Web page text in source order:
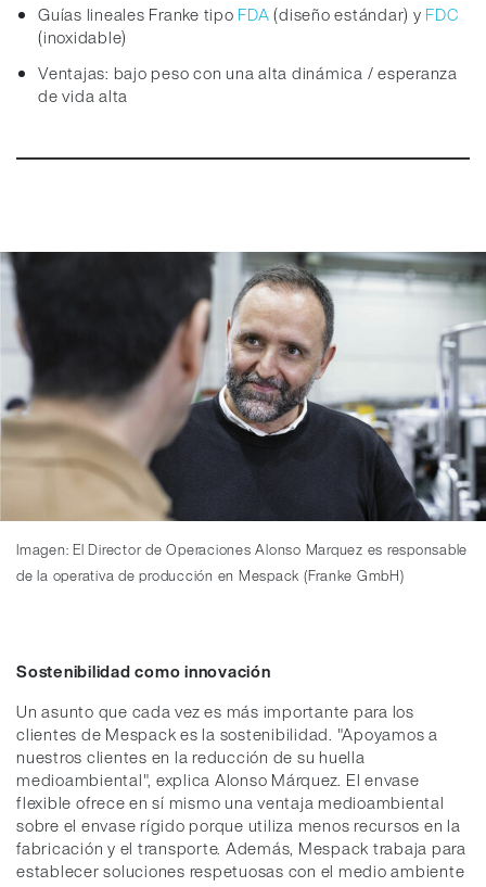
Guías lineales Franke tipo FDA(diseño estándar) y FDC
(inoxidable)
Ventajas: bajo peso con una alta dinámica / esperanza
de vida alta
Imagen: El Director de Operaciones Alonso Marquez es responsable
de la operativa de producción en Mespack (Franke GmbH)
Sostenibilidad como innovación
Un asunto que cada vez es más importante para los
clientes de Mespack es la sostenibilidad. "Apoyamos a
nuestros clientes en la reducción de su huella
medioambiental", explica Alonso Márquez. El envase
flexible ofrece en sí mismo una ventaja medioambiental
sobre el envase rígido porque utiliza menos recursos en la
fabricación y el transporte. Además, Mespack trabaja para
establecer soluciones respetuosas con el medio ambiente